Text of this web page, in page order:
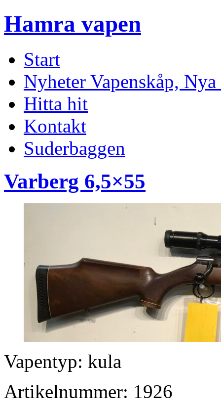
Hamra vapen
Start
Nyheter Vapenskåp,
Hitta hit
Kontakt
Suderbaggen
Varberg 6,5×55
Vapentyp: kula
Artikelnummer: 1926